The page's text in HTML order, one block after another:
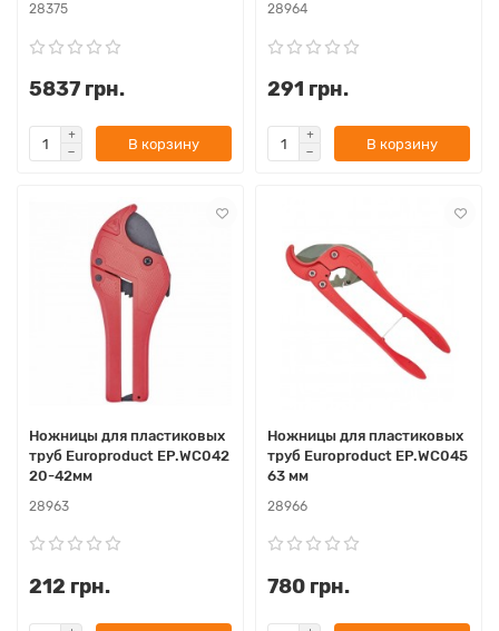
28375
5837 грн.
В корзину
28964
291 грн.
В корзину
Ножницы для пластиковых
труб Europroduct EP.WС042
20-42мм
28963
212 грн.
Ножницы для пластиковых
труб Europroduct EP.WС045
63 мм
28966
780 грн.